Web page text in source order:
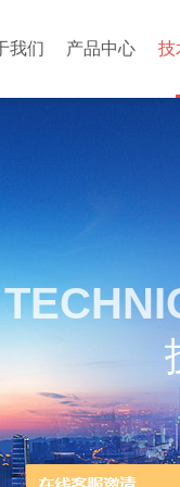
我们 产品中心 技